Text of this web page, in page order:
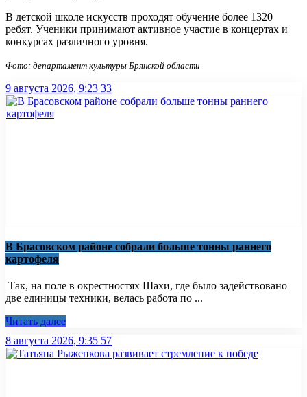
В детской школе искусств проходят обучение более 1320
ребят. Ученики принимают активное участие в концертах и
конкурсах различного уровня.
Фото: департамент культуры Брянской области
9 августа 2026, 9:23 33
В Брасовском районе собрали больше тонны раннего
картофеля
Так, на поле в окрестностях Шахи, где было задействовано
две единицы техники, велась работа по ...
Читать далее
8 августа 2026, 9:35 57